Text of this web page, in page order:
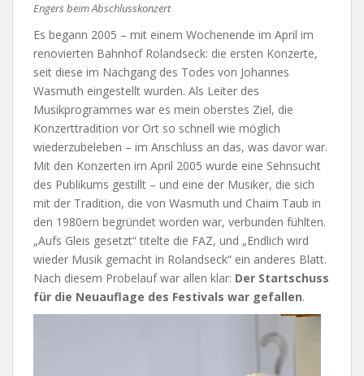
Engers beim Abschlusskonzert
Es begann 2005 – mit einem Wochenende im April im
renovierten Bahnhof Rolandseck: die ersten Konzerte,
seit diese im Nachgang des Todes von Johannes
Wasmuth eingestellt wurden. Als Leiter des
Musikprogrammes war es mein oberstes Ziel, die
Konzerttradition vor Ort so schnell wie möglich
wiederzubeleben – im Anschluss an das, was davor war.
Mit den Konzerten im April 2005 wurde eine Sehnsucht
des Publikums gestillt – und eine der Musiker, die sich
mit der Tradition, die von Wasmuth und Chaim Taub in
den 1980ern begründet worden war, verbunden fühlten.
„Aufs Gleis gesetzt“ titelte die FAZ, und „Endlich wird
wieder Musik gemacht in Rolandseck“ ein anderes Blatt.
Nach diesem Probelauf war allen klar: Der Startschuss
für die Neuauflage des Festivals war gefallen.